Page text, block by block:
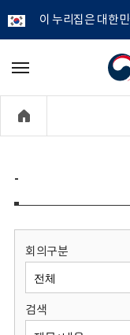
이 누리집은 대한
개
정
보
원
메
기
-
회의구분
검색